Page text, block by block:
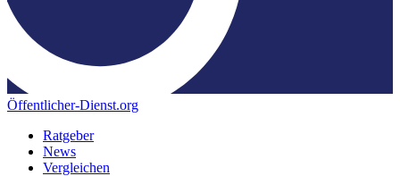
Öffentlicher-Dienst.org
Ratgeber
News
Vergleichen